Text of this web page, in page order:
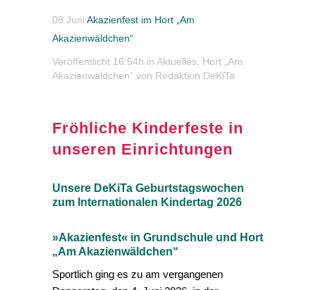
08 Juni Akazienfest im Hort „Am
Akazienwäldchen“
Veröffentlicht 16:54h in Aktuelles Hort „Am
Akazienwäldchen“ von Redaktion DeKiTa
Fröhliche Kinderfeste in
unseren Einrichtungen
Unsere DeKiTa Geburtstagswochen
zum Internationalen Kindertag 2026
»Akazienfest« in Grundschule und Hort
„Am Akazienwäldchen“
Sportlich ging es zu am vergangenen